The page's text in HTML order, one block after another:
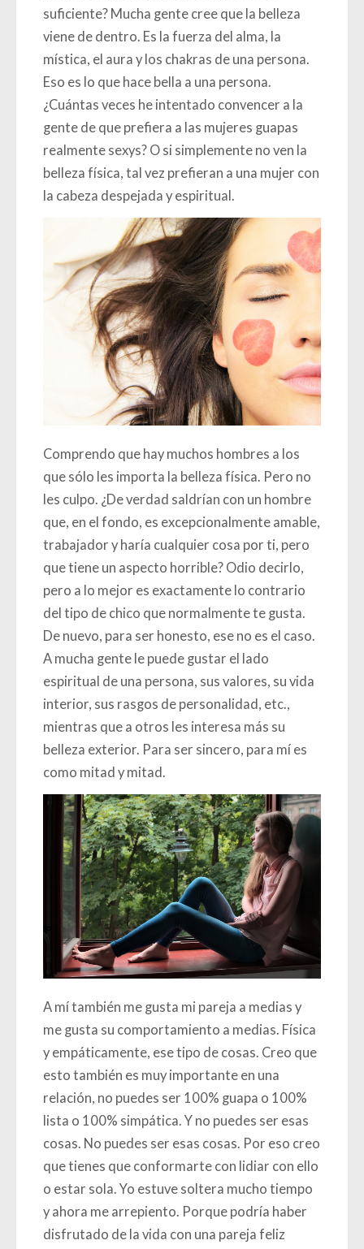
suficiente? Mucha gente cree que la belleza
viene de dentro. Es la fuerza del alma, la
mística, el aura y los chakras de una persona.
Eso es lo que hace bella a una persona.
¿Cuántas veces he intentado convencer a la
gente de que prefiera a las mujeres guapas
realmente sexys? O si simplemente no ven la
belleza física, tal vez prefieran a una mujer con
la cabeza despejada y espiritual.
Comprendo que hay muchos hombres a los
que sólo les importa la belleza física. Pero no
les culpo. ¿De verdad saldrían con un hombre
que, en el fondo, es excepcionalmente amable,
trabajador y haría cualquier cosa por ti, pero
que tiene un aspecto horrible? Odio decirlo,
pero a lo mejor es exactamente lo contrario
del tipo de chico que normalmente te gusta.
De nuevo, para ser honesto, ese no es el caso.
A mucha gente le puede gustar el lado
espiritual de una persona, sus valores, su vida
interior, sus rasgos de personalidad, etc.,
mientras que a otros les interesa más su
belleza exterior. Para ser sincero, para mí es
como mitad y mitad.
A mí también me gusta mi pareja a medias y
me gusta su comportamiento a medias. Física
y empáticamente, ese tipo de cosas. Creo que
esto también es muy importante en una
relación, no puedes ser 100% guapa o 100%
lista o 100% simpática. Y no puedes ser esas
cosas. No puedes ser esas cosas. Por eso creo
que tienes que conformarte con lidiar con ello
o estar sola. Yo estuve soltera mucho tiempo
y ahora me arrepiento. Porque podría haber
disfrutado de la vida con una pareja feliz